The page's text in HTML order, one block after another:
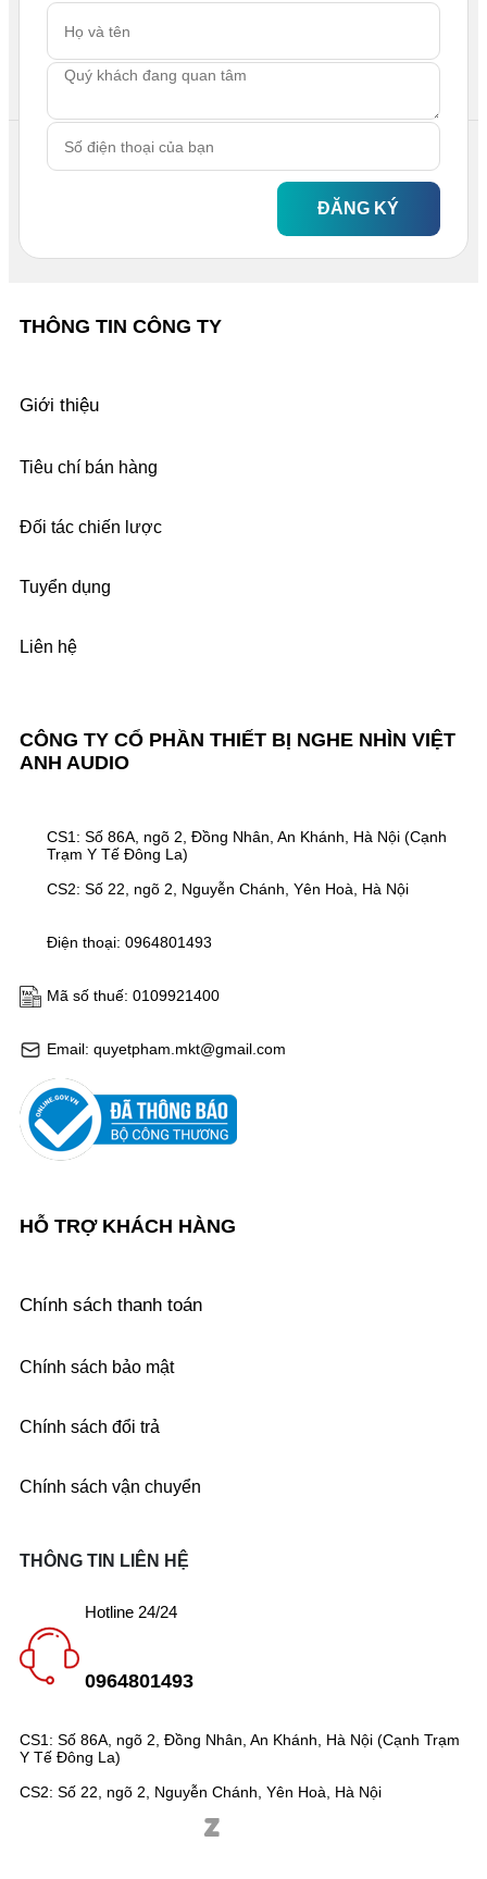
ĐĂNG KÝ
CÔNG TY CỔ PHẦN THIẾT BỊ NGHE NHÌN VIỆT
ANH AUDIO
Email: quyetpham.mkt@gmail.com
Mã số thuế: 0109921400
Điện thoại: 0964801493
CS1: Số 86A, ngõ 2, Đồng Nhân, An Khánh, Hà Nội (Cạnh
Trạm Y Tế Đông La)
CS2: Số 22, ngõ 2, Nguyễn Chánh, Yên Hoà, Hà Nội
THÔNG TIN CÔNG TY
Giới thiệu
Tiêu chí bán hàng
Đối tác chiến lược
Tuyển dụng
Liên hệ
HỖ TRỢ KHÁCH HÀNG
Chính sách thanh toán
Chính sách bảo mật
Chính sách đổi trả
Chính sách vận chuyển
CS1: Số 86A, ngõ 2, Đồng Nhân, An Khánh, Hà Nội (Cạnh Trạm
Y Tế Đông La)
CS2: Số 22, ngõ 2, Nguyễn Chánh, Yên Hoà, Hà Nội
THÔNG TIN LIÊN HỆ
Hotline 24/24
0964801493